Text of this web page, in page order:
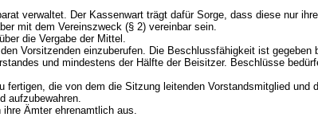
verwaltet. Der Kassenwart trägt dafür Sorge, dass diese nur
mit dem Vereinszweck (§ 2) vereinbar sein.
die Vergabe der Mittel.
Vorsitzenden einzuberufen. Die Beschlussfähigkeit ist gegeben
und mindestens der Hälfte der Beisitzer. Beschlüsse
fertigen, die von dem die Sitzung leitenden Vorstandsmitglied und
aufzubewahren.
Ämter ehrenamtlich aus.